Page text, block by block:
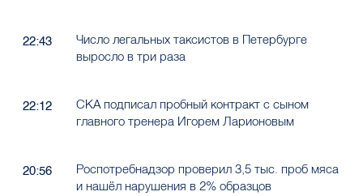
22:43
Число легальных таксистов в Петербурге
выросло в три раза
22:12
СКА подписал пробный контракт с сыном
главного тренера Игорем Ларионовым
20:56
Роспотребнадзор проверил 3,5 тыс. проб мяса
и нашёл нарушения в 2% образцов